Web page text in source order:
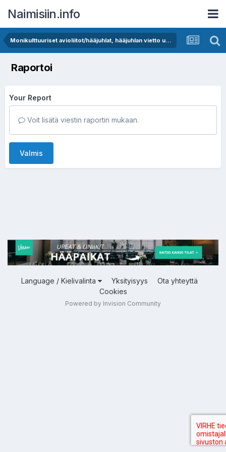
Naimisiin.info
Monikulttuuriset avioliitot/hääjuhlat, hääjuhlan vietto ulkomailla
Raportoi
Your Report
Voit lisätä viestin raportin mukaan.
Valmis
Language / Kielivalinta Yksityisyys
Ota yhteyttä
Cookies
Powered by Invision Community